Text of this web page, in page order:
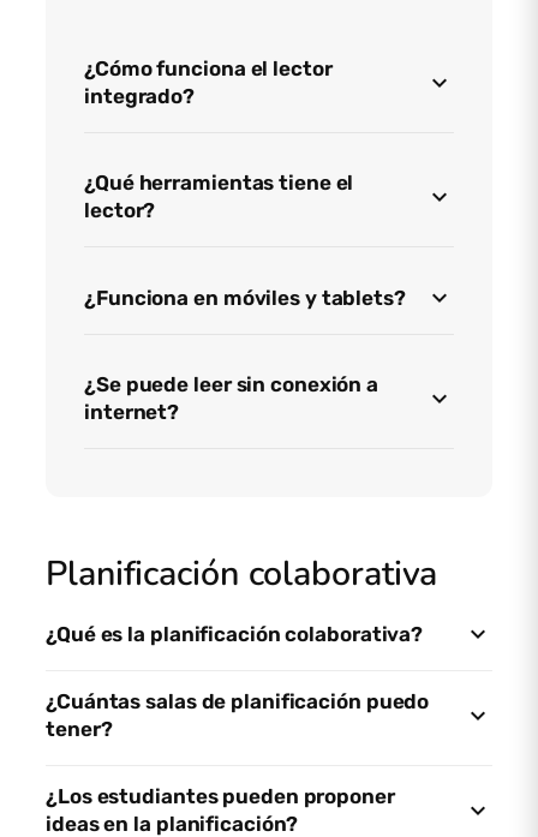
¿Cómo funciona el lector
integrado?
¿Qué herramientas tiene el
lector?
¿Funciona en móviles y tablets?
¿Se puede leer sin conexión a
internet?
Planificación colaborativa
¿Qué es la planificación colaborativa?
¿Cuántas salas de planificación puedo
tener?
¿Los estudiantes pueden proponer
ideas en la planificación?